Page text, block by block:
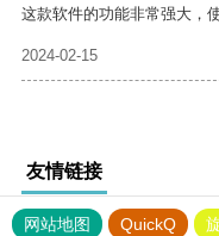
这款软件的功能非常强大，
2024-02-15
友情链接
网站地图 QuickQ